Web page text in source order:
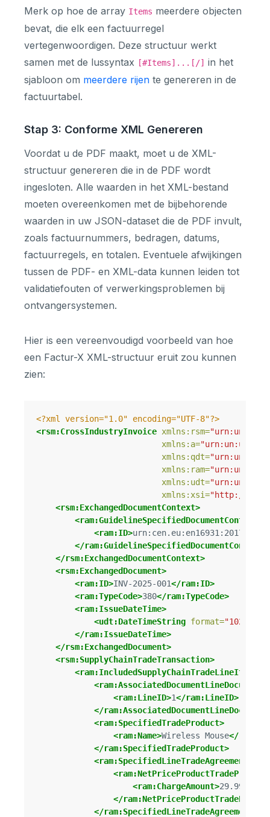
Merk op hoe de array Items meerdere objecten
bevat, die elk een factuurregel
vertegenwoordigen. Deze structuur werkt
samen met de lussyntax [#Items]...[/] in het
sjabloon om meerdere rijen te genereren in de
factuurtabel.
Stap 3: Conforme XML Genereren
Voordat u de PDF maakt, moet u de XML-
structuur genereren die in de PDF wordt
ingesloten. Alle waarden in het XML-bestand
moeten overeenkomen met de bijbehorende
waarden in uw JSON-dataset die de PDF invult,
zoals factuurnummers, bedragen, datums,
factuurregels, en totalen. Eventuele afwijkingen
tussen de PDF- en XML-data kunnen leiden tot
validatiefouten of verwerkingsproblemen bij
ontvangersystemen.
Hier is een vereenvoudigd voorbeeld van hoe
een Factur-X XML-structuur eruit zou kunnen
zien:
<?xml version="1.0" encoding="UTF-8"?>
<rsm:CrossIndustryInvoice xmlns:rsm=
xmlns:a=
xmlns:qdt=
xmlns:ram=
xmlns:udt=
xmlns:xsi="http://
<rsm:ExchangedDocumentContext>
<ram:ID>urn:cen.eu:en16931:2017
</
</rsm:ExchangedDocumentContext>
<rsm:ExchangedDocument>
<ram:ID>INV-2025-001</ram:ID>
<ram:TypeCode>380</ram:TypeCode>
<ram:IssueDateTime>
<udt:DateTimeString format="102"
</ram:IssueDateTime>
</rsm:ExchangedDocument>
<rsm:SupplyChainTradeTransaction>
<ram:IncludedSupplyChainTradeLineItem>
<ram:AssociatedDocumentLineDocument>
<ram:LineID>1</ram:LineID>
</
<ram:SpecifiedTradeProduct>
<ram:Name>Wireless Mouse</
</ram:SpecifiedTradeProduct>
<ram:SpecifiedLineTradeAgreement>
<ram:NetPriceProductTradePrice>
<ram:ChargeAmount>29.99
</ram:NetPriceProductTradePrice>
</ram:SpecifiedLineTradeAgreement>